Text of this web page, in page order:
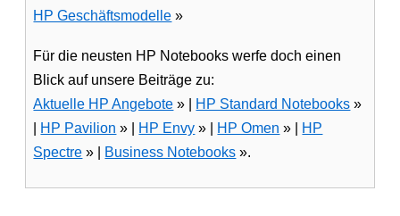
HP Geschäftsmodelle »
Für die neusten HP Notebooks werfe doch einen
Blick auf unsere Beiträge zu:
Aktuelle HP Angebote » | HP Standard Notebooks »
HP Pavilion » | HP Envy » | HP Omen » | HP
Spectre » | Business Notebooks ».